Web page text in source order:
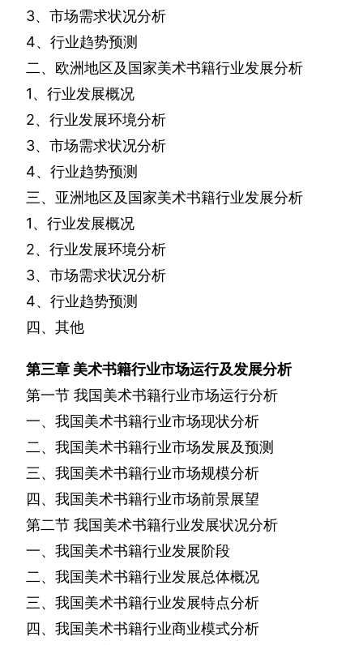
3、市场需求状况分析
4、行业趋势预测
二、欧洲地区及国家美术书籍行业发展分析
1、行业发展概况
2、行业发展环境分析
3、市场需求状况分析
4、行业趋势预测
三、亚洲地区及国家美术书籍行业发展分析
1、行业发展概况
2、行业发展环境分析
3、市场需求状况分析
4、行业趋势预测
四、其他
第三章 美术书籍行业市场运行及发展分析
第一节 我国美术书籍行业市场运行分析
一、我国美术书籍行业市场现状分析
二、我国美术书籍行业市场发展及预测
三、我国美术书籍行业市场规模分析
四、我国美术书籍行业市场前景展望
第二节 我国美术书籍行业发展状况分析
一、我国美术书籍行业发展阶段
二、我国美术书籍行业发展总体概况
三、我国美术书籍行业发展特点分析
四、我国美术书籍行业商业模式分析